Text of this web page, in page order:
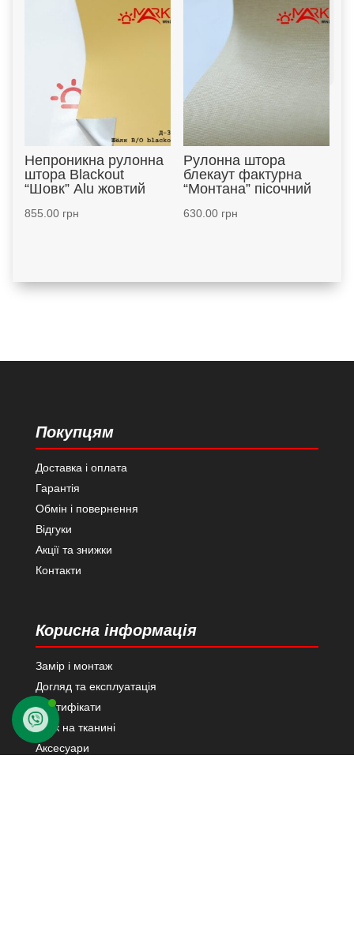
Непроникна рулонна
штора Blackout
“Шовк” Alu жовтий
855.00грн
Рулонна штора
блекаут фактурна
“Монтана” пісочний
630.00грн
Покупцям
Доставка і оплата
Гарантія
Обмін і повернення
Відгуки
Акції та знижки
Контакти
Корисна інформація
Замір і монтаж
Догляд та експлуатація
Сертифікати
Друк на тканині
Аксесуари